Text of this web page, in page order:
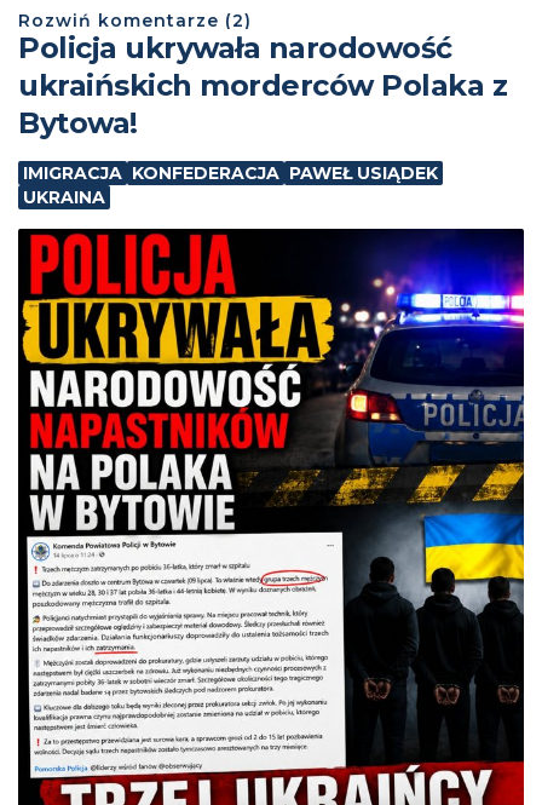
Rozwiń komentarze (2)
Policja ukrywała narodowość
ukraińskich morderców Polaka z
Bytowa!
IMIGRACJA KONFEDERACJA PAWEŁ USIĄDEK
UKRAINA